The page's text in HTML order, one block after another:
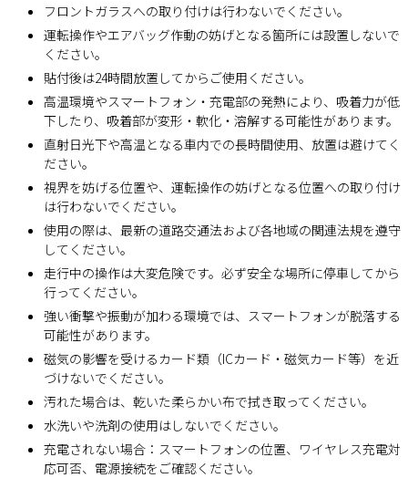
フロントガラスへの取り付けは行わないでください。
運転操作やエアバッグ作動の妨げとなる箇所には設置しないで
ください。
貼付後は24時間放置してからご使用ください。
高温環境やスマートフォン・充電部の発熱により、吸着力が低
下したり、吸着部が変形・軟化・溶解する可能性があります。
直射日光下や高温となる車内での長時間使用、放置は避けてく
ださい。
視界を妨げる位置や、運転操作の妨げとなる位置への取り付け
は行わないでください。
使用の際は、最新の道路交通法および各地域の関連法規を遵守
してください。
走行中の操作は大変危険です。必ず安全な場所に停車してから
行ってください。
強い衝撃や振動が加わる環境では、スマートフォンが脱落する
可能性があります。
磁気の影響を受けるカード類（ICカード・磁気カード等）を近
づけないでください。
汚れた場合は、乾いた柔らかい布で拭き取ってください。
水洗いや洗剤の使用はしないでください。
充電されない場合：スマートフォンの位置、ワイヤレス充電対
応可否、電源接続をご確認ください。